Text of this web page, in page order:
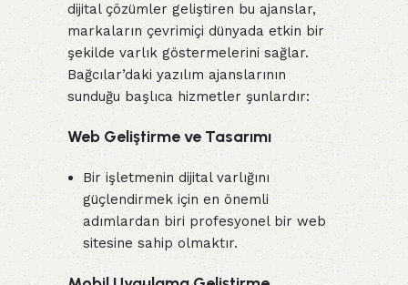
dijital çözümler geliştiren bu ajanslar,
markaların çevrimiçi dünyada etkin bir
şekilde varlık göstermelerini sağlar.
Bağcılar’daki yazılım ajanslarının
sunduğu başlıca hizmetler şunlardır:
Web Geliştirme ve Tasarımı
Bir işletmenin dijital varlığını
güçlendirmek için en önemli
adımlardan biri profesyonel bir web
sitesine sahip olmaktır.